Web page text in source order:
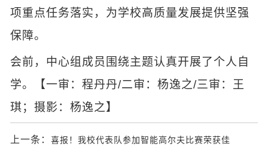
项重点任务落实，为学校高质量发展提供坚强
保障。
会前，中心组成员围绕主题认真开展了个人自
学。【一审：程丹丹/二审：杨逸之/三审：王
琪；摄影：杨逸之】
上一条： 喜报！我校代表队参加智能高尔夫比赛荣获佳